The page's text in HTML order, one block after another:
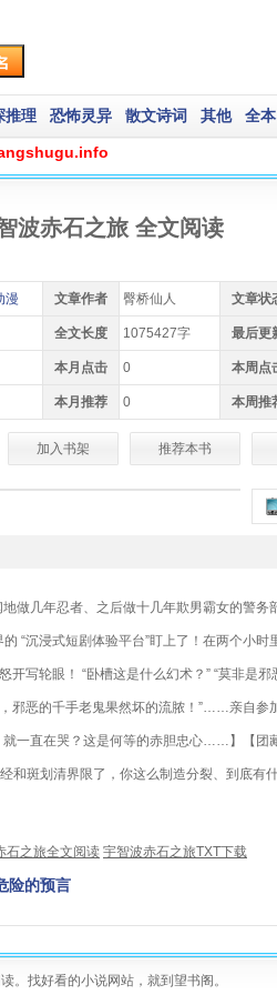
推理 恐怖灵异 散文诗词 其他 全本
波赤石之旅 全文阅读
漫 文章作者 臀桥仙人 文章状
全文长度 1075427字 最后更
本月点击 0 本周点
本月推荐 0 本周推
加入书架 推荐本书
几年忍者、之后做十几年欺男霸女的警务
“沉浸式短剧体验平台”盯上了！在两个小时
开写轮眼！ “卧槽这是什么幻术？” “莫非是
，邪恶的千手老鬼果然坏的流脓！”……亲自
就一直在哭？这是何等的赤胆忠心……】【团
和斑划清界限了，你这么制造分裂、到底有
石之旅全文阅读 宇智波赤石之旅TXT下载
险的预言
。找好看的小说网站，就到望书阁。